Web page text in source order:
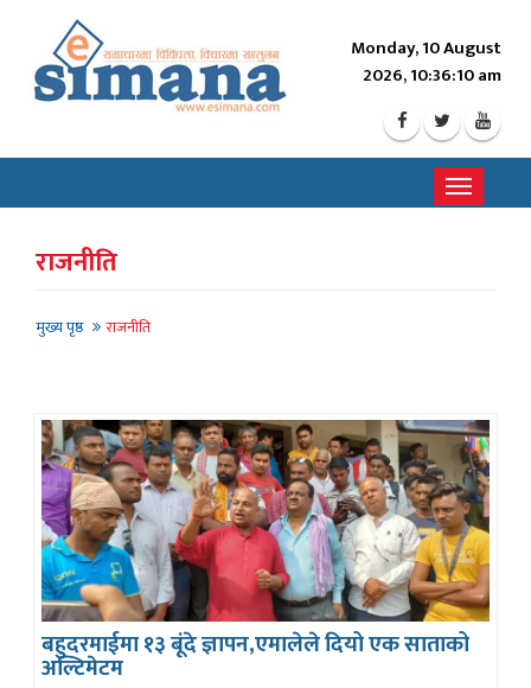
Monday, 10 August
2026, 10:36:12 am
Toggle
राजनीति
मुख्य पृष्ठ राजनीति
बहुदरमाईमा १३ बूंदे ज्ञापन,एमालेले दियो एक साताको
अल्टिमेटम